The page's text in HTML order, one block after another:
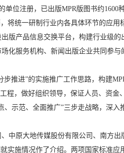
注册，已出版MPR版图书约1600
统一研制行业内各具体环节的应用
版产品信息交换平台，构建行业级
化服务机构、新闻出版企业共同参
进”的实施推广工作思路，构建
程，做好组织领导，保证人员、资金
范、全面推广”三步走战略，深入
原大地传媒股份有限公司、南方出
实施情况作了介绍。两项国家标准